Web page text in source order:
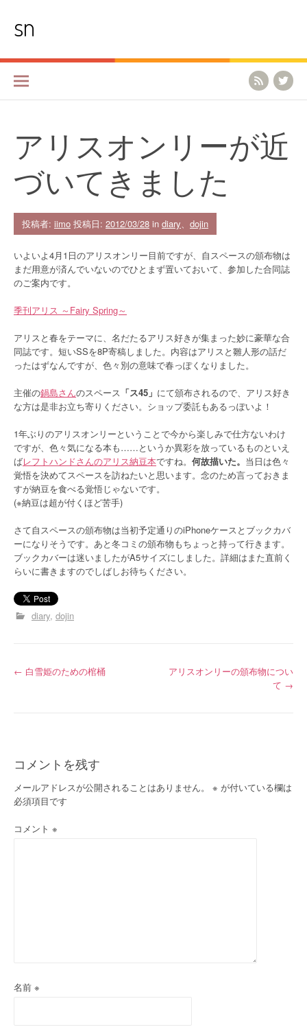
ツ
キ
sn
アリスオンリーが近
づいてきました
投稿者: iimo 投稿日: 2012/03/28 in diary、 dojin
いよいよ4月1日のアリスオンリー目前ですが、自スペースの頒布物は
まだ用意が済んでいないのでひとまず置いておいて、参加した合同誌
のご案内です。
季刊アリス ～Fairy Spring～
アリスと春をテーマに、名だたるアリス好きが集まった妙に豪華な合
同誌です。短いSSを8P寄稿しました。内容はアリスと雛人形の話だ
ったはずなんですが、色々別の意味で春っぽくなりました。
主催の鍋島さんのスペース 「ス45」 にて頒布されるので、アリス好き
な方は是非お立ち寄りください。ショップ委託もあるっぽいよ！
1年ぶりのアリスオンリーということで今から楽しみで仕方ないわけ
ですが、色々気になる本も……というか異彩を放っているものといえ
ばレフトハンドさんのアリス納豆本ですね。 何故描いた。 当日は色々
覚悟を決めてスペースを訪ねたいと思います。念のため言っておきま
すが納豆を食べる覚悟じゃないです。
(※納豆は超が付くほど苦手)
さて自スペースの頒布物は当初予定通りのiPhoneケースとブックカバ
ーになりそうです。あと冬コミの頒布物もちょっと持って行きます。
ブックカバーは迷いましたがA5サイズにしました。詳細はまた直前く
らいに書きますのでしばしお待ちください。
diary dojin
投
ゲ
ー
シ
← 白雪姫のための棺桶
アリスオンリーの頒布物につい
て →
コメントを残す
メールアドレスが公開されることはありません。 ※ が付いている欄は
必須項目です
コメント ※
名前 ※